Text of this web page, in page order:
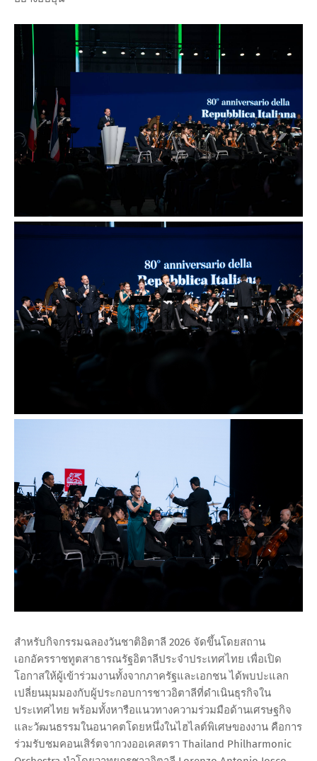
สำหรับกิจกรรมฉลองวันชาติอิตาลี 2026 จัดขึ้นโดยสถาน
เอกอัครราชทูตสาธารณรัฐอิตาลีประจำประเทศไทย เพื่อเปิด
โอกาสให้ผู้เข้าร่วมงานทั้งจากภาครัฐและเอกชน ได้พบปะแลก
เปลี่ยนมุมมองกับผู้ประกอบการชาวอิตาลีที่ดำเนินธุรกิจใน
ประเทศไทย พร้อมทั้งหารือแนวทางความร่วมมือด้านเศรษฐกิจ
และวัฒนธรรมในอนาคตโดยหนึ่งในไฮไลต์พิเศษของงาน คือการ
ร่วมรับชมคอนเสิร์ตจากวงออเคสตรา Thailand Philharmonic